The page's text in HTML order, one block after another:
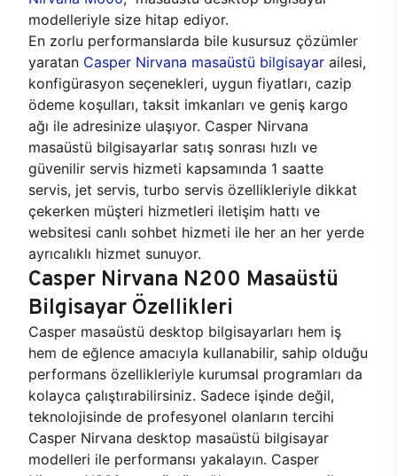
modelleriyle size hitap ediyor.
En zorlu performanslarda bile kusursuz çözümler
yaratan Casper Nirvana masaüstü bilgisayar ailesi,
konfigürasyon seçenekleri, uygun fiyatları, cazip
ödeme koşulları, taksit imkanları ve geniş kargo
ağı ile adresinize ulaşıyor. Casper Nirvana
masaüstü bilgisayarlar satış sonrası hızlı ve
güvenilir servis hizmeti kapsamında 1 saatte
servis, jet servis, turbo servis özellikleriyle dikkat
çekerken müşteri hizmetleri iletişim hattı ve
websitesi canlı sohbet hizmeti ile her an her yerde
ayrıcalıklı hizmet sunuyor.
Casper Nirvana N200 Masaüstü
Bilgisayar Özellikleri
Casper masaüstü desktop bilgisayarları hem iş
hem de eğlence amacıyla kullanabilir, sahip olduğu
performans özellikleriyle kurumsal programları da
kolayca çalıştırabilirsiniz. Sadece işinde değil,
teknolojisinde de profesyonel olanların tercihi
Casper Nirvana desktop masaüstü bilgisayar
modelleri ile performansı yakalayın. Casper